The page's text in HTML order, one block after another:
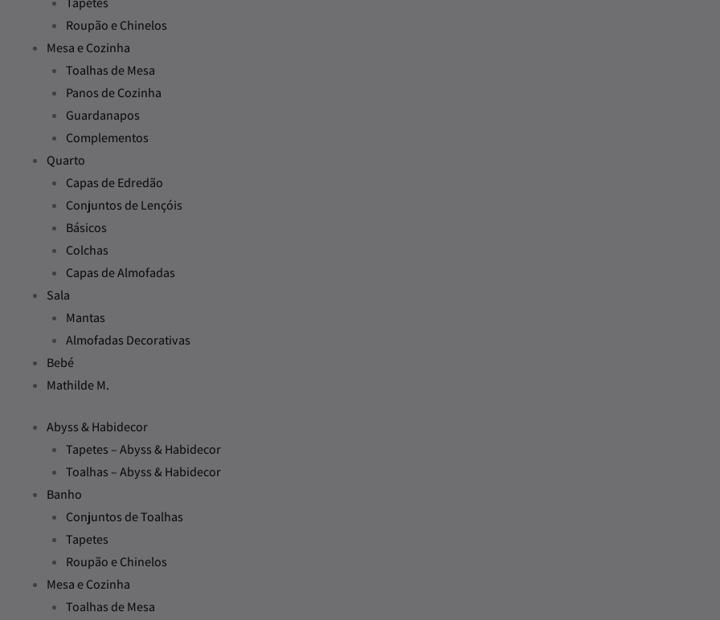
Roupão e Chinelos
Mesa e Cozinha
Toalhas de Mesa
Panos de Cozinha
Guardanapos
Complementos
Quarto
Capas de Edredão
Conjuntos de Lençóis
Básicos
Colchas
Capas de Almofadas
Sala
Mantas
Almofadas Decorativas
Bebé
Mathilde M.
Abyss & Habidecor
Tapetes – Abyss & Habidecor
Toalhas – Abyss & Habidecor
Banho
Conjuntos de Toalhas
Tapetes
Roupão e Chinelos
Mesa e Cozinha
Toalhas de Mesa